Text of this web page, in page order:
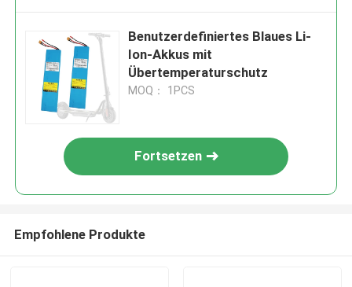
Benutzerdefiniertes Blaues Li-
Ion-Akkus mit
Übertemperaturschutz
MOQ： 1PCS
Fortsetzen
Empfohlene Produkte